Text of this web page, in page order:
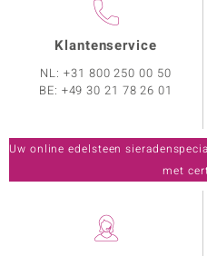
Klantenservice
NL:+31 800 250 00 50
BE: +49 30 21 78 26 01
Uw online edelsteen
met